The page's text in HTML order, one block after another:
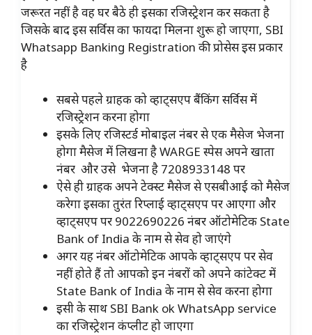
जरूरत नहीं है वह घर बैठे ही इसका रजिस्ट्रेशन कर सकता है
जिसके बाद इस सर्विस का फायदा मिलना शुरू हो जाएगा, SBI
Whatsapp Banking Registration की प्रोसेस इस प्रकार
है
सबसे पहले ग्राहक को व्हाट्सएप बैंकिंग सर्विस में
रजिस्ट्रेशन करना होगा
इसके लिए रजिस्टर्ड मोबाइल नंबर से एक मैसेज भेजना
होगा मैसेज में लिखना है WARGE स्पेस अपने खाता
नंबर और उसे भेजना है 7208933148 पर
ऐसे ही ग्राहक अपने टेक्स्ट मैसेज से एसबीआई को मैसेज
करेगा इसका तुरंत रिप्लाई व्हाट्सएप पर आएगा और
व्हाट्सएप पर 9022690226 नंबर ऑटोमेटिक State
Bank of India के नाम से सेव हो जाएंगे
अगर यह नंबर ऑटोमेटिक आपके व्हाट्सएप पर सेव
नहीं होते हैं तो आपको इन नंबरों को अपने कांटेक्ट में
State Bank of India के नाम से सेव करना होगा
इसी के साथ SBI Bank ok WhatsApp service
का रजिस्ट्रेशन कंप्लीट हो जाएगा